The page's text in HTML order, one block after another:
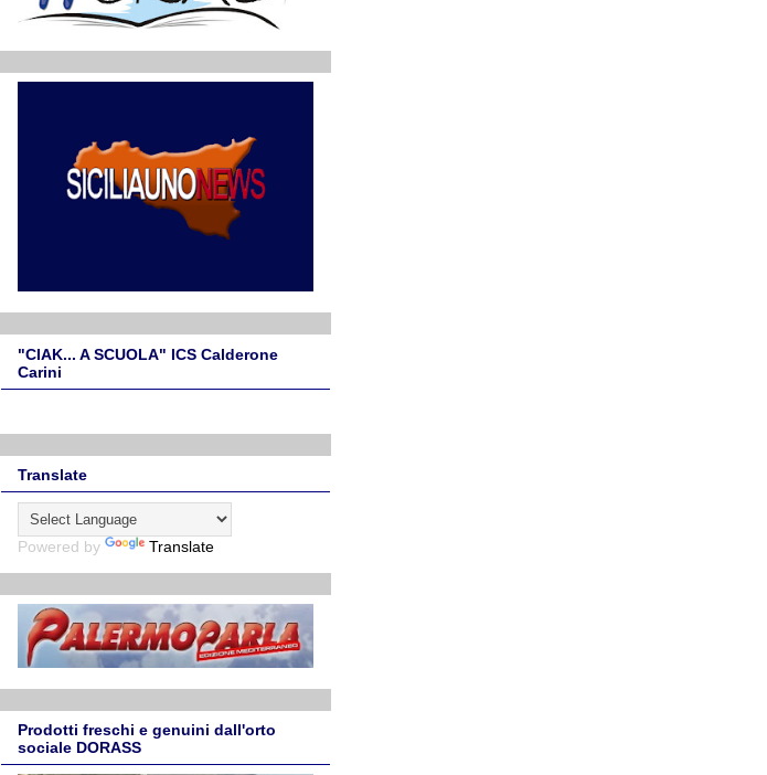
"CIAK... A SCUOLA" ICS Calderone
Carini
Translate
Powered by Translate
Prodotti freschi e genuini dall'orto
sociale DORASS